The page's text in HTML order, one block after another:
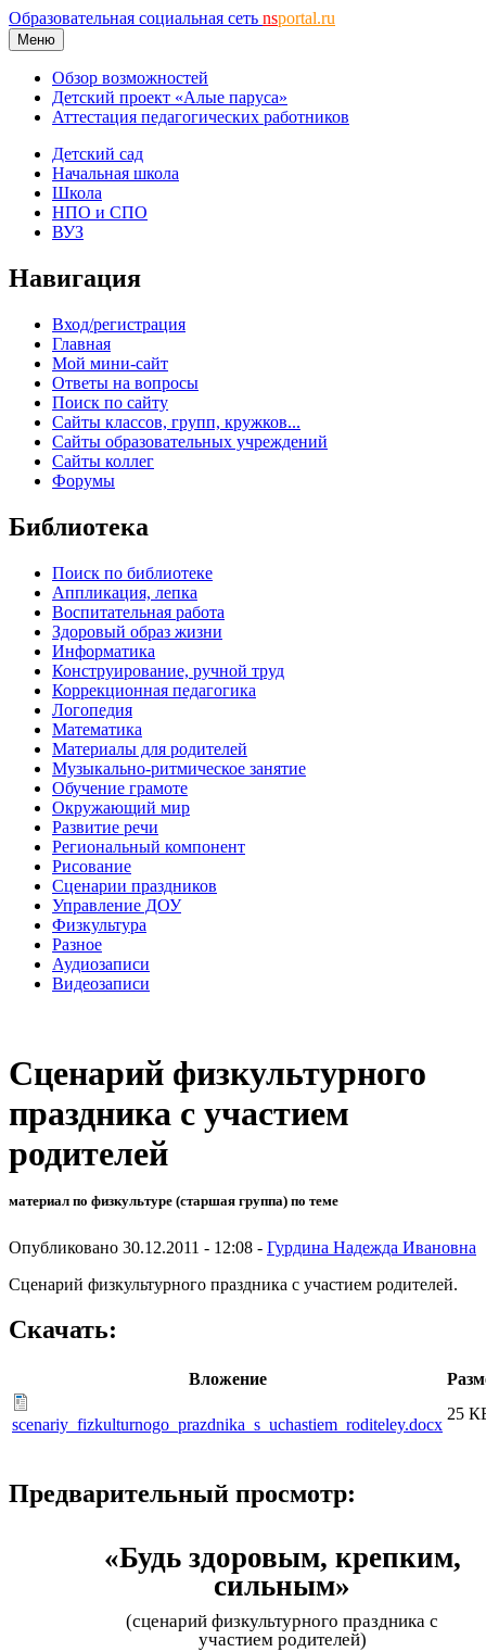
Образовательная социальная сеть nsportal.ru
Меню
Обзор возможностей
Детский проект «Алые паруса»
Аттестация педагогических работников
Детский сад
Начальная школа
Школа
НПО и СПО
ВУЗ
Навигация
Вход/регистрация
Главная
Мой мини-сайт
Ответы на вопросы
Поиск по сайту
Сайты классов, групп, кружков...
Сайты образовательных учреждений
Сайты коллег
Форумы
Библиотека
Поиск по библиотеке
Аппликация, лепка
Воспитательная работа
Здоровый образ жизни
Информатика
Конструирование, ручной труд
Коррекционная педагогика
Логопедия
Математика
Материалы для родителей
Музыкально-ритмическое занятие
Обучение грамоте
Окружающий мир
Развитие речи
Региональный компонент
Рисование
Сценарии праздников
Управление ДОУ
Физкультура
Разное
Аудиозаписи
Видеозаписи
Сценарий физкультурного
праздника с участием
родителей
материал по физкультуре (старшая группа) по теме
Опубликовано 30.12.2011 - 12:08 - Гурдина Надежда Ивановна
Сценарий физкультурного праздника с участием родителей.
Скачать:
Вложение
scenariy_fizkulturnogo_prazdnika_s_uchastiem_roditeley.docx
25
Предварительный просмотр:
«Будь здоровым, крепким,
сильным»
(сценарий физкультурного праздника с
участием родителей)